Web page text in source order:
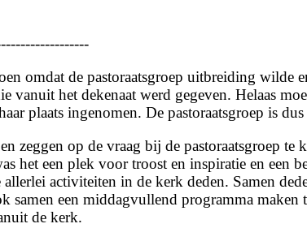
omdat de pastoraatsgroep uitbreiding wilde
vanuit het dekenaat werd gegeven. Helaas
plaats ingenomen. De pastoraatsgroep is
zeggen op de vraag bij de pastoraatsgroep
het een plek voor troost en inspiratie en
activiteiten in de kerk deden. Samen
samen een middagvullend programma
de kerk.